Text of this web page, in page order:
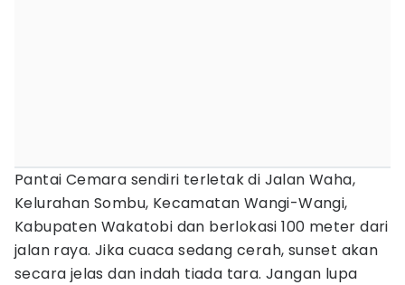
Pantai Cemara sendiri terletak di Jalan Waha,
Kelurahan Sombu, Kecamatan Wangi-Wangi,
Kabupaten Wakatobi dan berlokasi 100 meter dari
jalan raya. Jika cuaca sedang cerah, sunset akan
secara jelas dan indah tiada tara. Jangan lupa